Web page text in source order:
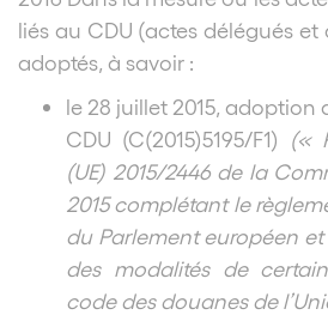
liés au CDU (actes délégués et
adoptés, à savoir :
le 28 juillet 2015, adoption
CDU (C(2015)5195/F1) («
(UE) 2015/2446 de la
2015 complétant le
du Parlement européen
des modalités de
code des douanes de